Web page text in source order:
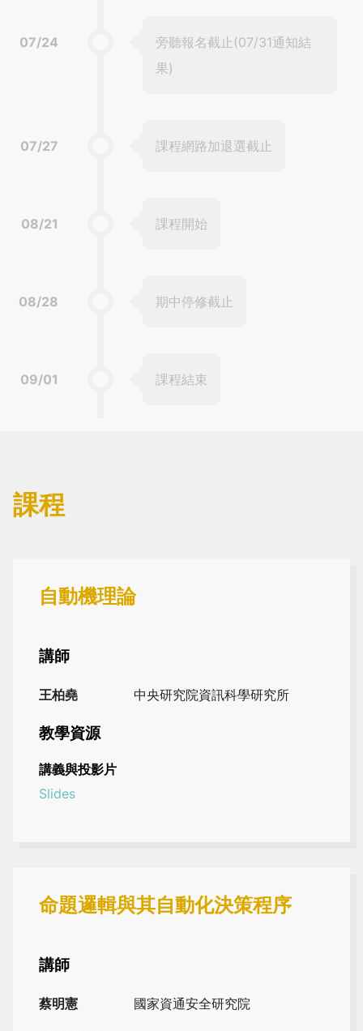
07/24
旁聽報名截止(07/31通知結
果)
07/27 課程網路加退選截止
08/21 課程開始
08/28 期中停修截止
09/01 課程結束
課程
自動機理論
講師
王柏堯 中央研究院資訊科學研究所
教學資源
講義與投影片
Slides
命題邏輯與其自動化決策程序
講師
蔡明憲 國家資通安全研究院